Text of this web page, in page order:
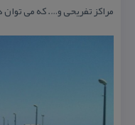
مراكز تفریحی و…. كه می